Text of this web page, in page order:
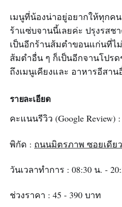
เมนูที่น้องน่าอยู่อยากให้ทุกค
ร้าแซ่บจานนี้เลยค่ะ ปรุงรส
เป็นอีกร้านส้มตำขอนแก่นที่ไ
ส้มตำอื่น ๆ ก็เป็นอีกจานโปร
ถึงเมนูเคียงและ อาหารอีสา
รายละเอียด
คะแนนรีวิว (Google Review)
พิกัด : ถนนมิตรภาพ ซอยเดีย
วันเวลาทำการ : 08:30 น. -
ช่วงราคา : 45 - 390 บาท